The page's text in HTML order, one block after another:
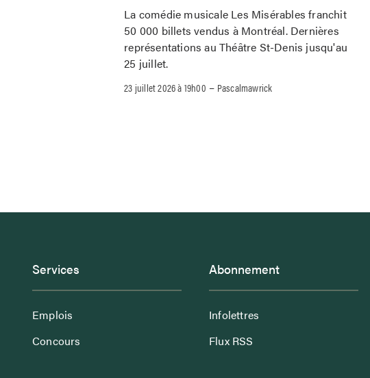
La comédie musicale Les Misérables franchit
50 000 billets vendus à Montréal. Dernières
représentations au Théâtre St-Denis jusqu'au
25 juillet.
23 juillet 2026 à 19h00 – Pascalmawrick
Services
Emplois
Concours
Abonnement
Infolettres
Flux RSS